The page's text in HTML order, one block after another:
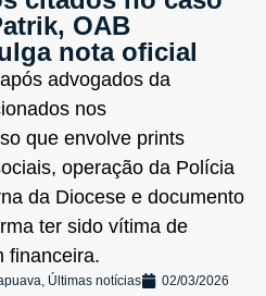
OAB
nota oficial
advogados da
nos
que envolve prints
operação da Polícia
da Diocese e documento
ter sido vítima de
financeira.
, Últimas notícias
02/03/2026